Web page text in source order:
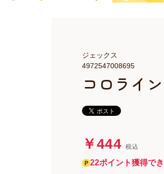
コロライ
4972547008695
ジェックス
￥444 税込
22ポイント獲得で